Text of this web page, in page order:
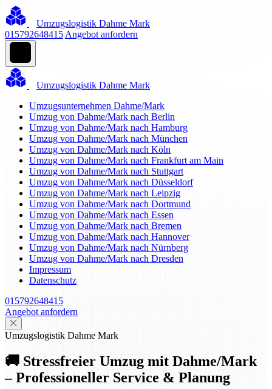
Umzugslogistik Dahme Mark
015792648415 Angebot anfordern
Umzugslogistik Dahme Mark
Umzugsunternehmen Dahme/Mark
Umzug von Dahme/Mark nach Berlin
Umzug von Dahme/Mark nach Hamburg
Umzug von Dahme/Mark nach München
Umzug von Dahme/Mark nach Köln
Umzug von Dahme/Mark nach Frankfurt am Main
Umzug von Dahme/Mark nach Stuttgart
Umzug von Dahme/Mark nach Düsseldorf
Umzug von Dahme/Mark nach Leipzig
Umzug von Dahme/Mark nach Dortmund
Umzug von Dahme/Mark nach Essen
Umzug von Dahme/Mark nach Bremen
Umzug von Dahme/Mark nach Hannover
Umzug von Dahme/Mark nach Nürnberg
Umzug von Dahme/Mark nach Dresden
Impressum
Datenschutz
015792648415
Angebot anfordern
Umzugslogistik Dahme Mark
🚚 Stressfreier Umzug mit Dahme/Mark
– Professioneller Service & Planung